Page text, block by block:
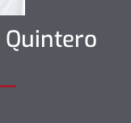
Quintero